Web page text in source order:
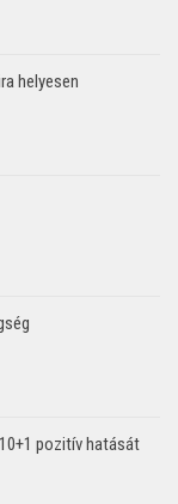
helyesen
pozitív hatását